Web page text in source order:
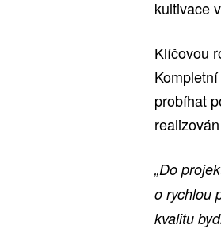
kultivace
Klíčovou
probíhat
„Do
o rychlou
kvalitu